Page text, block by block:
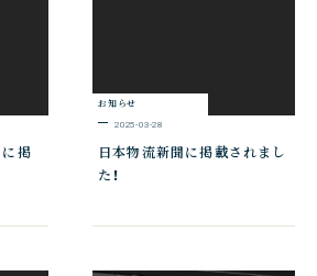
掲
お知らせ
2025-03-28
日本物流新聞に掲載されまし
た！